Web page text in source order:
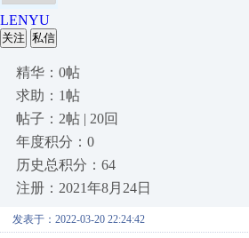
LENYU
关注 私信
精华：0帖
求助：1帖
帖子：2帖 | 20回
年度积分：0
历史总积分：64
注册：2021年8月24日
发表于：2022-03-20 22:24:42